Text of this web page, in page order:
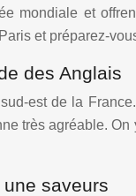
mondiale et
et préparez-
des Anglais
est de la
très agréable.
saveurs